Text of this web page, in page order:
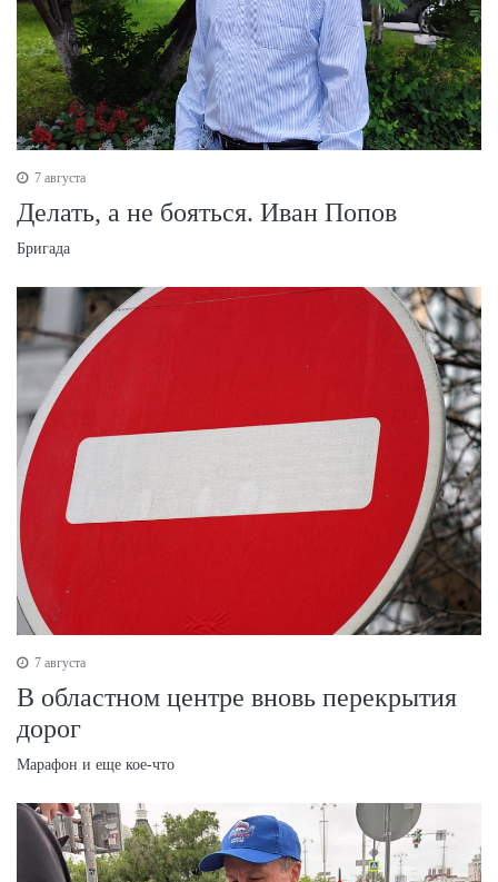
7 августа
Делать, а не бояться. Иван Попов
Бригада
7 августа
В областном центре вновь перекрытия
дорог
Марафон и еще кое-что